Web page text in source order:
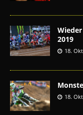
2019
18.
18.